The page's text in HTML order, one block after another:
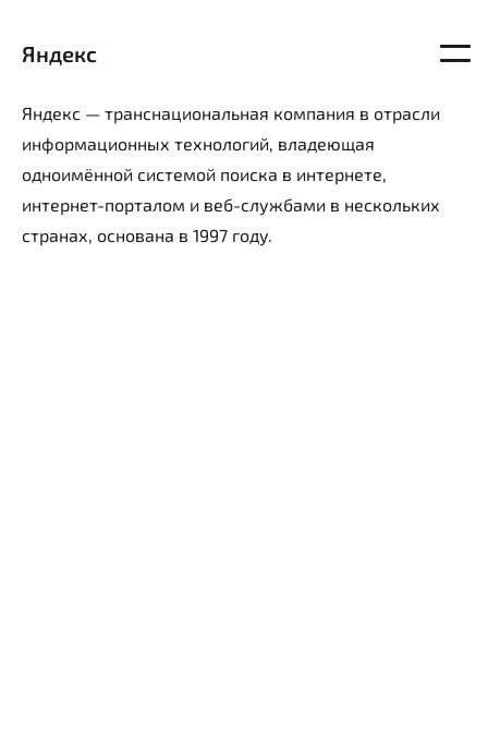
Яндекс
Яндекс — транснациональная компания в отрасли
информационных технологий, владеющая
одноимённой системой поиска в интернете,
интернет-порталом и веб-службами в нескольких
странах, основана в 1997 году.